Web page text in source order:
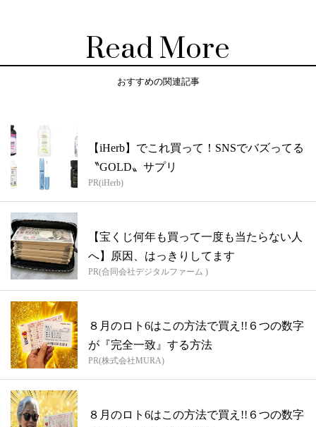
Read More
おすすめの関連記事
【iHerb】でこれ買って！SNSでバズってる
〝GOLD〟サプリ
PR(iHerb)
【宝くじ何年も買って一度も当たらない人
へ】原因、はっきりしてます
PR(合同会社デジタルファーム )
８月のロト6はこの方法で買え!!６つの数字
が『完全一致』する方法
PR(株式会社MURA)
８月のロト6はこの方法で買え!!６つの数字